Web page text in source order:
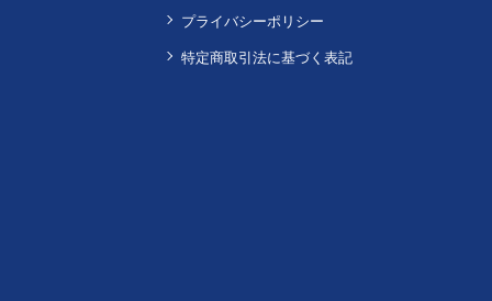
プライバシーポリシー
特定商取引法に基づく表記